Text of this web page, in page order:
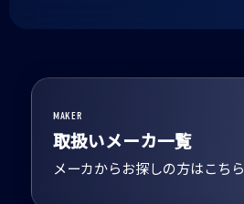
MAKER
取扱いメーカ一覧
メーカからお探しの方はこちら